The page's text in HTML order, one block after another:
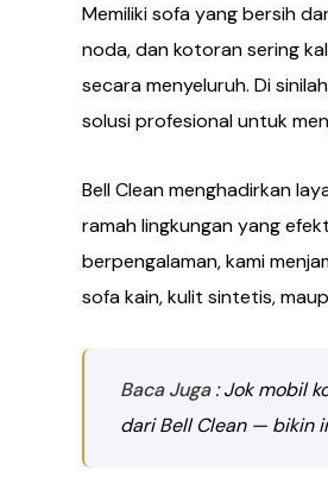
Memiliki sofa yang bersih
noda, dan kotoran sering
secara menyeluruh. Di
solusi profesional untuk
Bell Clean menghadirkan
ramah lingkungan yang
berpengalaman, kami
sofa kain, kulit sintetis,
Baca Juga: Jok mobil
dari Bell Clean — bikin